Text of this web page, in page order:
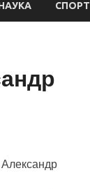
СПОРТ
Александр